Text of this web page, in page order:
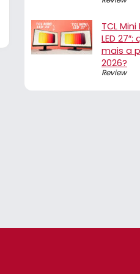
TCL Mini
LED
mais a
2026?
Review